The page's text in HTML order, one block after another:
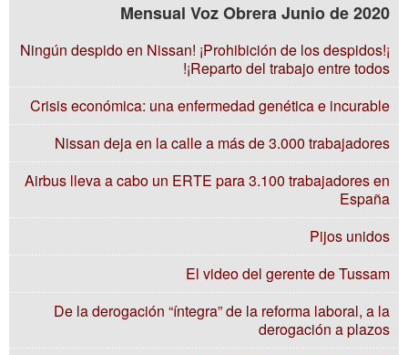
Mensual Voz Obrera Junio de 2020
¡Ningún despido en Nissan! ¡Prohibición de los despidos!
¡Reparto del trabajo entre todos!
Crisis económica: una enfermedad genética e incurable
Nissan deja en la calle a más de 3.000 trabajadores
Airbus lleva a cabo un ERTE para 3.100 trabajadores en
España
Pijos unidos
El video del gerente de Tussam
De la derogación “íntegra” de la reforma laboral, a la
derogación a plazos